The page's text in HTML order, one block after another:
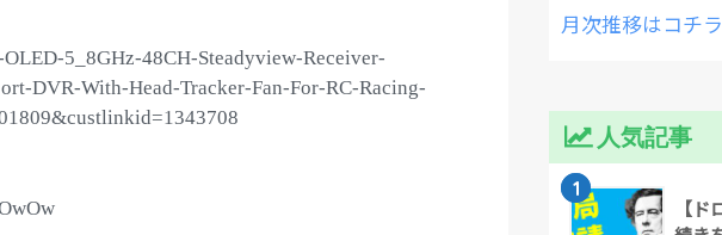
5_8GHz-48CH-Steadyview-Receiver-
DVR-With-Head-Tracker-Fan-For-RC-Racing-
月次推移はコチラ
人気記事
1
【